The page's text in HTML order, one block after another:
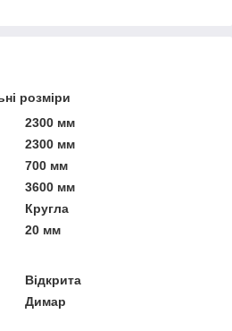
розміри
2300 мм
2300 мм
700 мм
3600 мм
Кругла
20 мм
Відкрита
Димар